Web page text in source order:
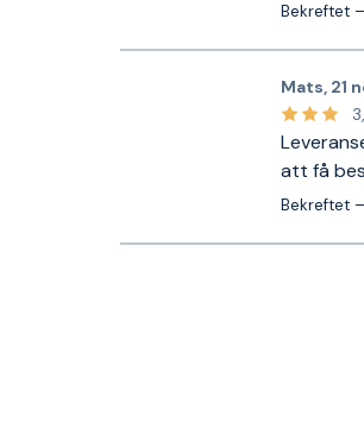
Bekreftet
Mats, 21
att få
Bekreftet